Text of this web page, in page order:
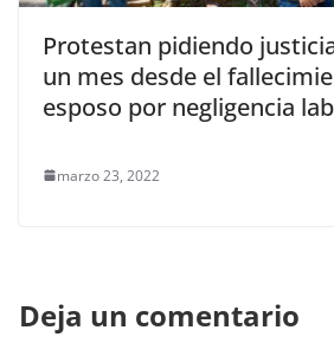
Protestan pidiendo
un mes desde el
esposo por negligencia
marzo 23, 2022
Deja un comentario